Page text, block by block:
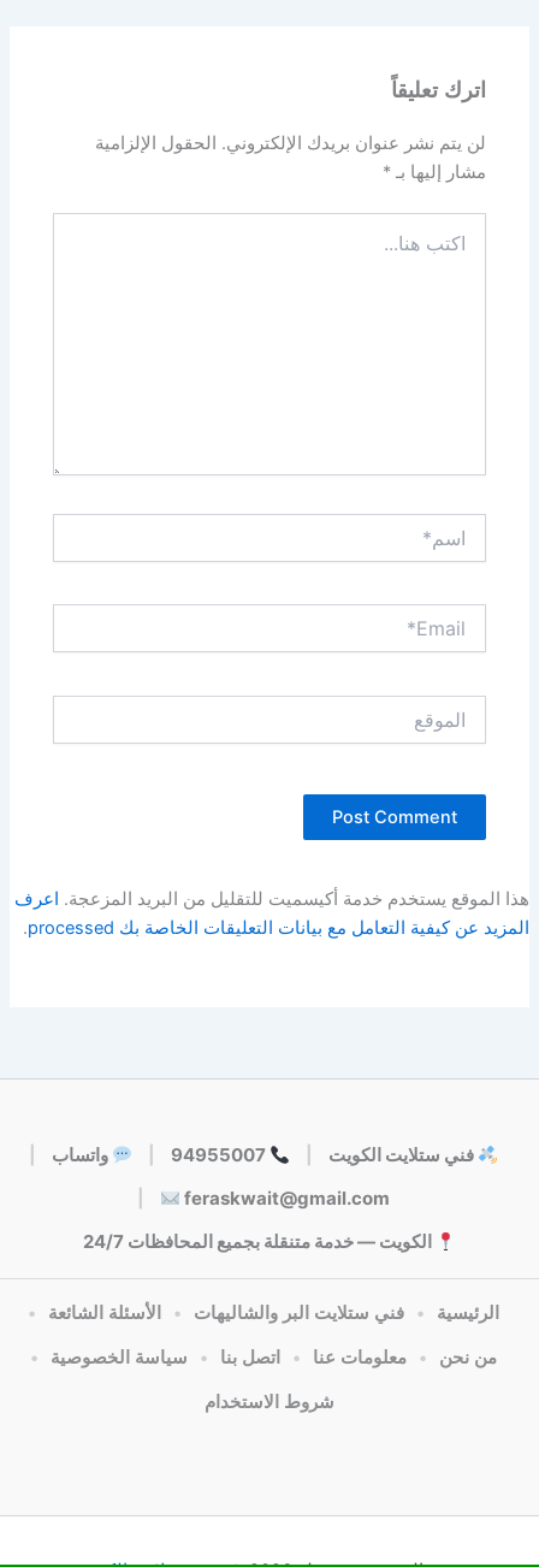
اترك تعليقاً
لن يتم نشر عنوان بريدك الإلكتروني. الحقول الإلزامية
مشار إليها بـ*
هنا...
هذا الموقع يستخدم خدمة أكيسميت للتقليل من البريد المزعجة. اعرف
المزيد عن كيفية التعامل مع بيانات التعليقات الخاصة بك processed
.
فني ستلايت الكويت 94955007 واتساب
feraskwait@gmail.com
الكويت — خدمة متنقلة بجميع المحافظات 24/7
الرئيسية • فني ستلايت البر والشاليهات • الأسئلة الشائعة •
من نحن • معلومات عنا • اتصل بنا • سياسة الخصوصية •
شروط الاستخدام